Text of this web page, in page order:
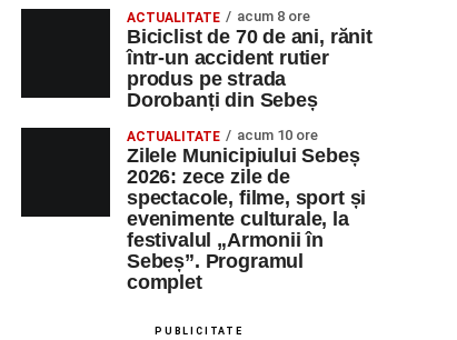
ACTUALITATE acum 8 ore
Biciclist de 70 de ani, rănit
într-un accident rutier
produs pe strada
Dorobanți din Sebeș
ACTUALITATE acum 10 ore
Zilele Municipiului Sebeș
2026: zece zile de
spectacole, filme, sport și
evenimente culturale, la
festivalul „Armonii în
Sebeș”. Programul
complet
PUBLICITATE